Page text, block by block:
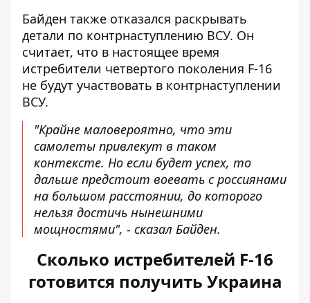
Байден также отказался раскрывать
детали по контрнаступлению ВСУ. Он
считает, что в настоящее время
истребители четвертого поколения F-16
не будут участвовать в контрнаступлении
ВСУ.
"Крайне маловероятно, что эти
самолеты привлекут в таком
контексте. Но если будет успех, то
дальше предстоит воевать с россиянами
на большом расстоянии, до которого
нельзя достичь нынешними
мощностями", - сказал Байден.
Сколько истребителей F-16
готовится получить Украина